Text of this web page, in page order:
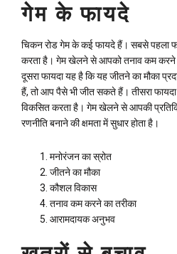
गेम के फायदे
चिकन रोड गेम के कई फायदे हैं। सबसे पहला
करता है। गेम खेलने से आपको तनाव कम करने
दूसरा फायदा यह है कि यह जीतने का मौका
हैं, तो आप पैसे भी जीत सकते हैं। तीसरा
विकसित करता है। गेम खेलने से आपकी
रणनीति बनाने की क्षमता में सुधार होता है।
मनोरंजन का स्रोत
जीतने का मौका
कौशल विकास
तनाव कम करने का तरीका
आरामदायक अनुभव